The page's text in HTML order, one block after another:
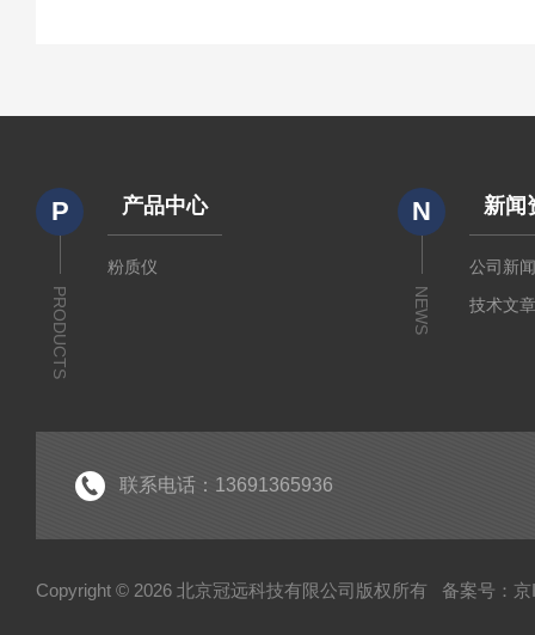
P
PRODUCTS
产品中心
粉质仪
N
NEWS
新闻
公司新
技术文
联系电话：13691365936
Copyright © 2026 北京冠远科技有限公司版权所有 备案号：